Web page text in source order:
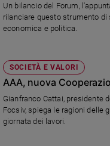
Economia
Legalità
Sport
Interviste
Papa
Papa
Un bilancio del Forum,
rilanciare questo strumento
economica e politica.
SOCIETÀ E VALORI
AAA, nuova
Gianfranco Cattai, presidente
Focsiv, spiega le ragioni delle
giornata dei lavori.